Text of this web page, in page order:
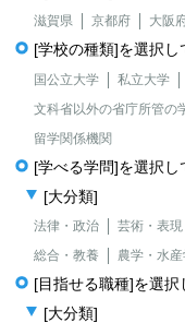
滋賀県 京都府 大阪
[学校の種類]を選択し
国公立大学 私立大学
文科省以外の省庁所管の
留学関係機関
[学べる学問]を選択し
[大分類]
法律・政治 芸術・表
総合・教養
農学・水
[目指せる職種]を選択
[大分類]